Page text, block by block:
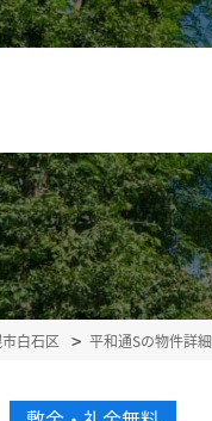
白石区 平和通Sの物件詳細